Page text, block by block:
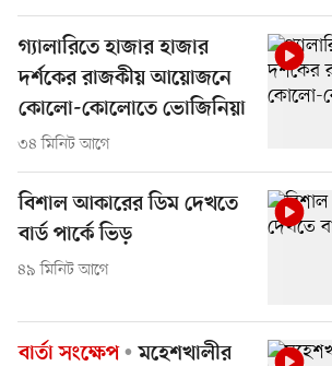
গ্যালারিতে হাজার হাজার
দর্শকের রাজকীয় আয়োজনে
কোলো-কোলোতে ভোজিনিয়া
৩৪ মিনিট আগে
বিশাল আকারের ডিম দেখতে
বার্ড পার্কে ভিড়
৪৯ মিনিট আগে
বার্তা সংক্ষেপ
মহেশখালীর